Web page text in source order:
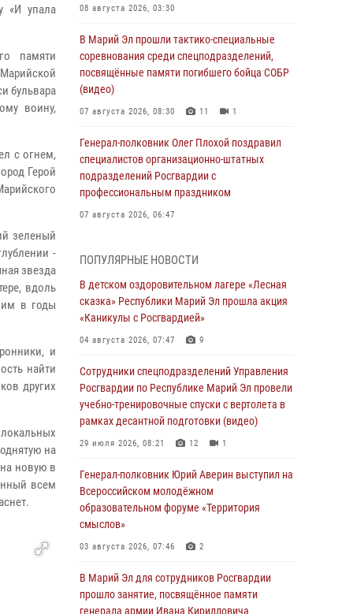
«И упала
памяти
бульвара
воину,
с огнем,
Герой
зеленый
-
звезда
вдоль
в годы
и
найти
других
на
новую в
всем
08 августа 2026, 03:30
В Марий Эл прошли тактико-специальные
соревнования среди спецподразделений,
посвящённые памяти погибшего бойца СОБР
(видео)
07 августа 2026, 08:30 11 1
Генерал-полковник Олег Плохой поздравил
специалистов организационно-штатных
подразделений Росгвардии с
профессиональным праздником
07 августа 2026, 06:47
охраны Управления Росгвардии по
Республике Марий Эл принял участие во
Всероссийском семинаре в Нижнем
Новгороде (видео)
07 августа 2026, 06:25 8
Команда «Росгвардия» принимает участие в
военно-спортивном многоборье «Акпатыр» в
Марий Эл
07 августа 2026, 05:43 10
Управления Росгвардии по Республике
Марий Эл принял участие в учебно-
методическом сборе Росгвардии в Ижевске
06 августа 2026, 09:37
прошедший месяц провели более 90
проверок мест хранения гражданского
ПОПУЛЯРНЫЕ НОВОСТИ
В детском оздоровительном лагере «Лесная
сказка» Республики Марий Эл прошла акция
«Каникулы с Росгвардией»
04 августа 2026, 07:47 9
Сотрудники спецподразделений Управления
Росгвардии по Республике Марий Эл провели
учебно-тренировочные спуски с вертолета в
рамках десантной подготовки (видео)
29 июля 2026, 08:21 12 1
Генерал-полковник Юрий Аверин выступил на
Всероссийском молодёжном
образовательном форуме «Территория
смыслов»
03 августа 2026, 07:46 2
В Марий Эл для сотрудников Росгвардии
прошло занятие, посвящённое памяти
генерала армии Ивана Кирилловича